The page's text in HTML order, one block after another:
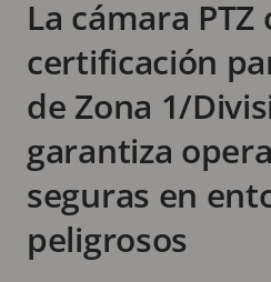
La cámara PTZ
certificación
de Zona 1/
garantiza
seguras en
peligrosos